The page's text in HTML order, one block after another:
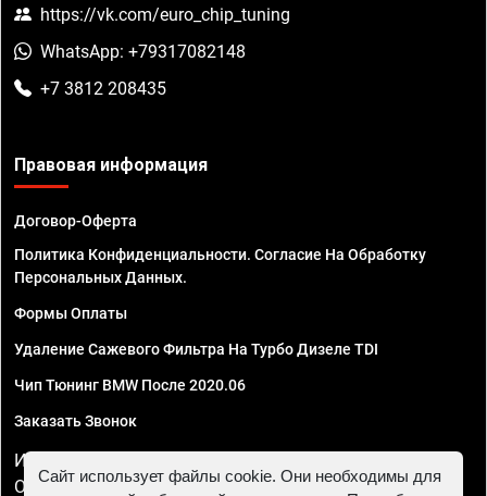
https://vk.com/euro_chip_tuning
WhatsApp: +79317082148
+7 3812 208435
Правовая информация
Договор-Оферта
Политика Конфиденциальности. Согласие На Обработку
Персональных Данных.
Формы Оплаты
Удаление Сажевого Фильтра На Турбо Дизеле TDI
Чип Тюнинг BMW После 2020.06
Заказать Звонок
ИП Смирнов Георгий Павлович. ИНН 781302555843,
ОГРНИП 324470400032610
Сайт использует файлы cookie. Они необходимы для